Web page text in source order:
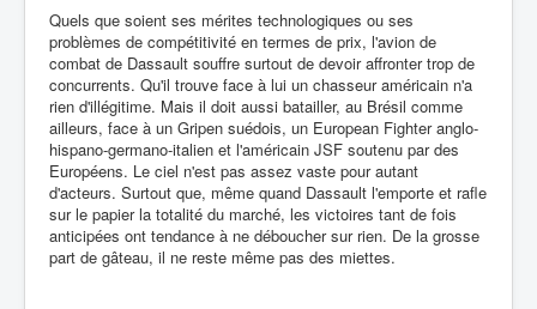
Quels que soient ses mérites technologiques ou ses
problèmes de compétitivité en termes de prix, l'avion de
combat de Dassault souffre surtout de devoir affronter trop de
concurrents. Qu'il trouve face à lui un chasseur américain n'a
rien d'illégitime. Mais il doit aussi batailler, au Brésil comme
ailleurs, face à un Gripen suédois, un European Fighter anglo-
hispano-germano-italien et l'américain JSF soutenu par des
Européens. Le ciel n'est pas assez vaste pour autant
d'acteurs. Surtout que, même quand Dassault l'emporte et rafle
sur le papier la totalité du marché, les victoires tant de fois
anticipées ont tendance à ne déboucher sur rien. De la grosse
part de gâteau, il ne reste même pas des miettes.